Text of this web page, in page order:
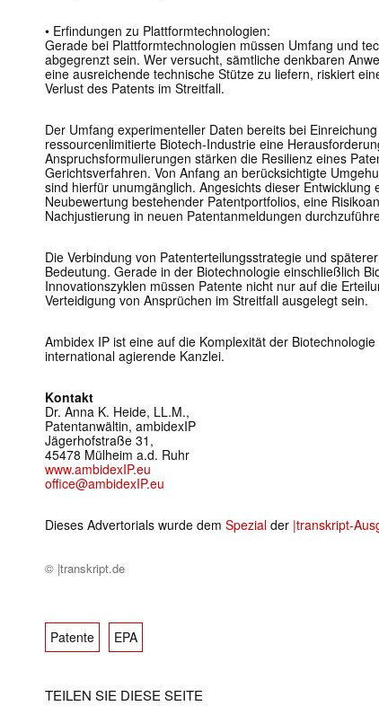
• Erfindungen zu Plattformtechnologien:
Gerade bei Plattformtechnologien müssen Umfang und
abgegrenzt sein. Wer versucht, sämtliche denkbaren
eine ausreichende technische Stütze zu liefern, riskiert
Verlust des Patents im Streitfall.
Der Umfang experimenteller Daten bereits bei
ressourcenlimitierte Biotech-Industrie eine
Anspruchsformulierungen stärken die Resilienz eines
Gerichtsverfahren. Von Anfang an berücksichtigte
sind hierfür unumgänglich. Angesichts dieser
Neubewertung bestehender Patentportfolios, eine
Nachjustierung in neuen Patent­anmeldungen
Die Verbindung von Patenterteilungsstrategie und
Bedeutung. Gerade in der Biotechnologie einschließlich
Innovationszyklen müssen Patente nicht nur auf die
Verteidigung von Ansprüchen im Streitfall ausgelegt sein.
Ambidex IP ist eine auf die Komplexität der
international agierende Kanzlei.
Kontakt
Dr. Anna K. Heide, LL.M.,
Patentanwältin, ambidexIP
Jägerhofstraße 31,
45478 Mülheim a.d. Ruhr
www.ambidexIP.eu
office@ambidexIP.eu
Dieses Advertorials wurde dem Spezial der |transkript-
© |transkript.de
Patente EPA
TEILEN SIE DIESE SEITE